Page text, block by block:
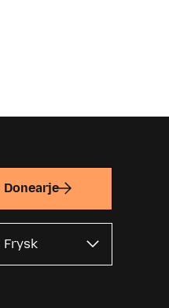
Donearje